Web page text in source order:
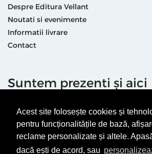
Acest site folosește cookies și
pentru funcționalitățile de bază,
reclame personalizate și altele.
dacă ești de acord, sau
Despre Editura Vellant
Noutati si evenimente
Informatii livrare
Contact
Suntem prezenti și aici